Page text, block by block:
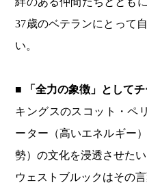
37歳のベテランにとって
い。
■ 「全力の象徴」として
キングスのスコット・ペ
ーター（高いエネルギー
勢）の文化を浸透させたい
ウェストブルックはその